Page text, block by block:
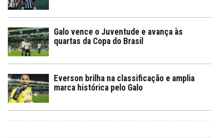
Galo vence o Juventude e avança às
quartas da Copa do Brasil
Everson brilha na classificação e amplia
marca histórica pelo Galo